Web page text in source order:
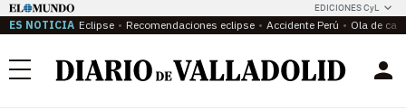
EDICIONES CyL
ES NOTICIA Eclipse Recomendaciones eclipse Accidente Perú Ola de
Menú